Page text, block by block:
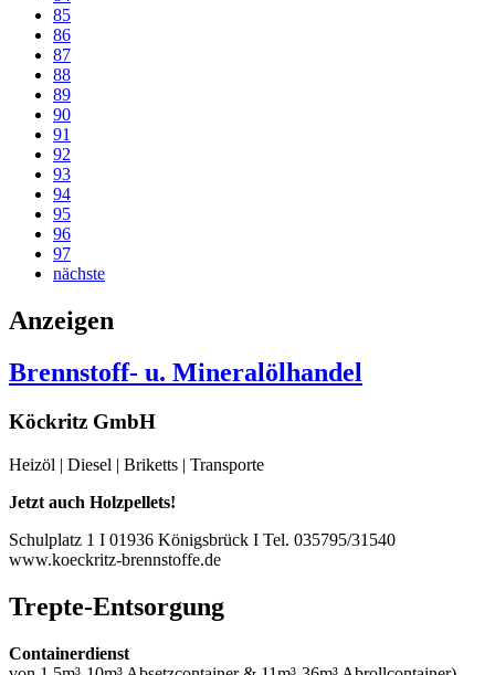
85
86
87
88
89
90
91
92
93
94
95
96
97
nächste
Anzeigen
Brennstoff- u. Mineralölhandel
Köckritz GmbH
Heizöl | Diesel | Briketts | Transporte
Jetzt auch Holzpellets!
Schulplatz 1 I 01936 Königsbrück I Tel. 035795/31540
www.koeckritz-brennstoffe.de
Trepte-Entsorgung
Containerdienst